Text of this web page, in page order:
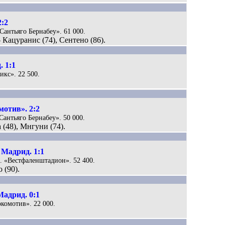
Бернабеу». 61 000.
(74), Сентено (86).
1:1
22 500.
2:2
Бернабеу». 50 000.
(48), Мнгуни (74).
Мадрид. 1:1
«Вестфаленштадион». 52 400.
(90).
0:1
22 000.